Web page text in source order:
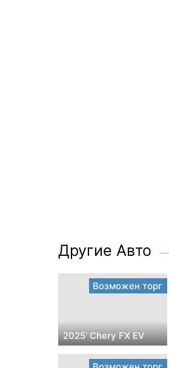
Другие Авто
Возможен торг
2025' Chery FX EV